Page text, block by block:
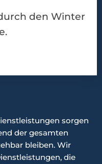
den Winter
sorgen
der gesamten
bleiben. Wir
die